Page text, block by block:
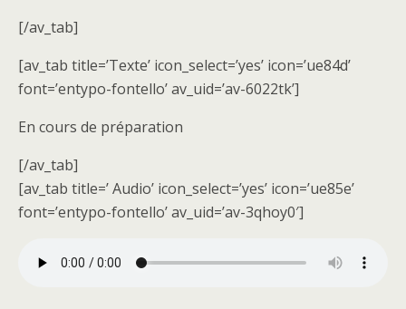
[/av_tab]
[av_tab title=’Texte’ icon_select=’yes’ icon=’ue84d’
font=’entypo-fontello’ av_uid=’av-6022tk’]
En cours de préparation
[/av_tab]
[av_tab title=’ Audio’ icon_select=’yes’ icon=’ue85e’
font=’entypo-fontello’ av_uid=’av-3qhoy0′]